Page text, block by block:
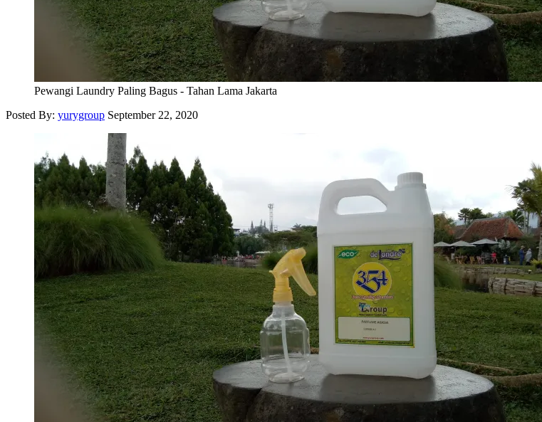
Pewangi Laundry Paling Bagus - Tahan Lama Jakarta
Posted By: yurygroup September 22, 2020